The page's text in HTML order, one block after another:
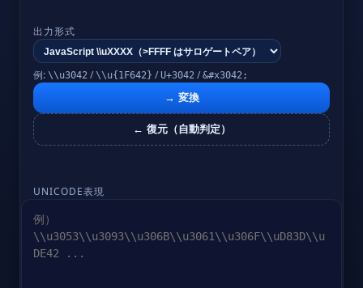
出力形式
例: \\u3042 /\\u{1F642} / U+3042 /&#x3042;
→ 変換
← 復元（自動判定）
UNICODE表現